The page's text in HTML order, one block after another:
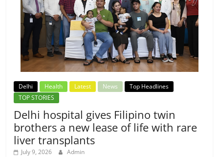
Delhi Health Latest News
Top Headlines
TOP STORIES
Delhi hospital gives Filipino twin
brothers a new lease of life with rare
liver transplants
July 9, 2026 Admin